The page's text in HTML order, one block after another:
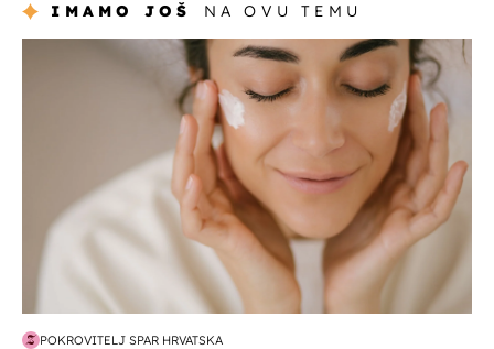
IMAMO JOŠ NA OVU TEMU
moda & ljepota
POKROVITELJ SPAR HRVATSKA